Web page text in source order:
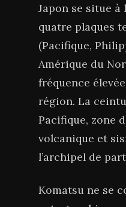
Japon se situe
quatre plaques
(Pacifique,
Amérique du
fréquence
région. La
Pacifique, zone
volcanique et
l’archipel de
Komatsu ne se